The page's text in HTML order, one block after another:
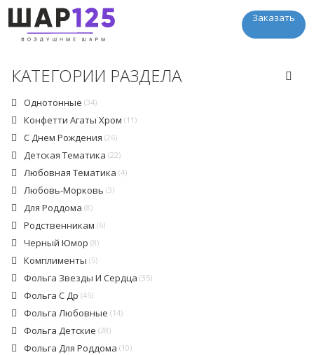
Заказать
КАТЕГОРИИ РАЗДЕЛА
Однотонные (34)
Конфетти Агаты Хром (11)
С Днем Рождения (26)
Детская Тематика (22)
Любовная Тематика (4)
Любовь-Морковь (3)
Для Роддома (8)
Родственникам (6)
Черный Юмор (8)
Комплименты (5)
Фольга Звезды И Сердца (35)
Фольга С Др (45)
Фольга Любовные (14)
Фольга Детские (28)
Фольга Для Роддома (10)